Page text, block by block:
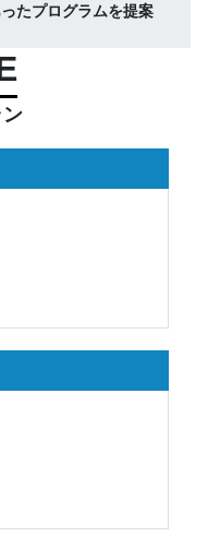
たプログラムを提案